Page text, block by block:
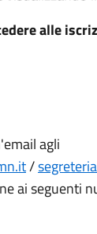
alle
agli
/
ai seguenti